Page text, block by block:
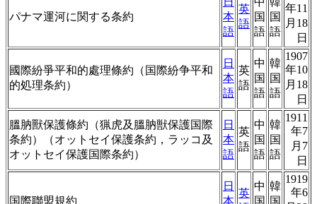
パナマ運河に関する条約
本
語
英
語
国
語
国
語
年11
月18
日
國際紛爭平和的處理條約（国際紛争平和
的処理条約）
日
本
語
英
語
中
国
語
韓
国
語
1907
年10
月18
日
膃肭獸保護條約（猟虎及膃肭獣保護国際
条約）（オットセイ保護条約，ラッコ及
オットセイ保護国際条約）
日
本
語
英
語
中
国
語
韓
国
語
1911
年7
月7
日
国際聯盟規約
日
本
英
中
国
韓
国
1919
年6